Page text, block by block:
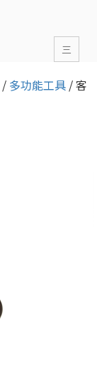
三
/ 多功能工具 / 客